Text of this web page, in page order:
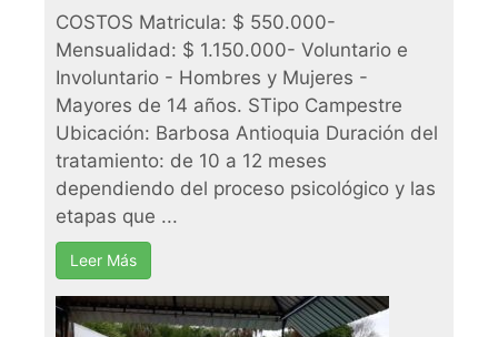
COSTOS Matricula: $ 550.000-
Mensualidad: $ 1.150.000- Voluntario e
Involuntario - Hombres y Mujeres -
Mayores de 14 años. STipo Campestre
Ubicación: Barbosa Antioquia Duración del
tratamiento: de 10 a 12 meses
dependiendo del proceso psicológico y las
etapas que ...
Leer Más